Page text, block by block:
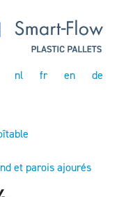
nl fr en de
et parois ajourés